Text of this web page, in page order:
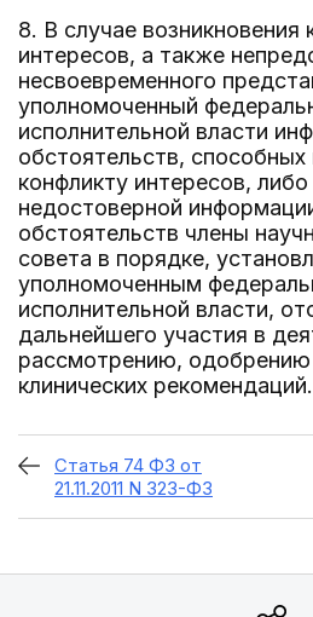
8. В случае возникновения
интересов, а также
несвоевременного
уполномоченный
исполнительной власти
обстоятельств, способных
конфликту интересов,
недостоверной
обстоятельств члены
совета в порядке,
уполномоченным
исполнительной власти,
дальнейшего участия в
рассмотрению,
клинических рекомендаций.
Статья 74 ФЗ от
21.11.2011 N 323-ФЗ